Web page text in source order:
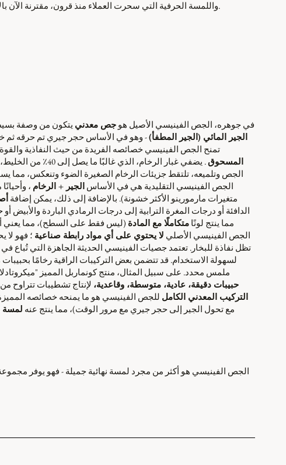
واللمسة الحرفية التي سحرت العملاء منذ قرون، مقترنة الآن بالأداء المعاصر وإشارة إلى التصميمات الداخلية المستدامة والصحية.
في جوهره، الجص الفينيسي الأصيل هو جص معدني يتكون من وصفة
الجير المائي (الجير المطفأ)- وهو في الأساس حجر جيري تم حرقه ثم
تمنح الجص الفينيسي خصائصه الفريدة من حيث النفاذية
المسحوق
. يضفي غبار
الجص وتلميعه، تلتقط جزيئات الرخام الصغيرة الضوء وتنعكس، مما
الجص الفينيسي التقليدية هي في الأساس الجير + الرخام ،
متغيرات مارمورينو الأكثر خشونة). بالإضافة إلى ذلك، يمكن إضافة
الدافئة أو درجات المغرة الترابية إلى درجات الرمادي الباردة
مما ينتج لونًا متكاملًا مع المادة (ليس فقط على السطح)، مما يعني أن
الجص الفينيسي الأصلي لا يحتوي على أي مواد رابطة صناعية ؛ فهو لا
تظل نفاذة للبخار. تعتمد جصيات الفينيسي الحديثة الجاهزة التي تُباع
لسهولة الاستخدام. قد تتضمن بعض التركيبات الراقية رخامًا
ملمس محدد. على سبيل المثال، منتج كونماربل المميز
حبيبات دقيقة، عادية، متوسطة، وقاعدية، لإنتاج تشطيبات تتراوح
التركيب المعدني الكامل للجص الفينيسي هو ما يمنحه خصائصه
مع تحول الجير إلى حجر جيري مع مرور الوقت)، مما ينتج عنه لمسة
الجص الفينيسي هو أكثر من مجرد لمسة نهائية جميلة - فهو يوفر